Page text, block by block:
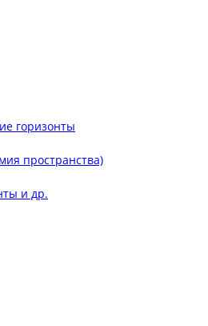
горизонты
пространства)
и др.